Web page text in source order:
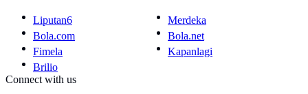
Liputan6
Merdeka
Bola.com
Bola.net
Fimela
Kapanlagi
Brilio
Connect with us